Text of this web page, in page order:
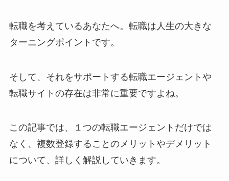
転職を考えているあなたへ。転職は人生の大きな
ターニングポイントです。
そして、それをサポートする転職エージェントや
転職サイトの存在は非常に重要ですよね。
この記事では、１つの転職エージェントだけでは
なく、複数登録することのメリットやデメリット
について、詳しく解説していきます。